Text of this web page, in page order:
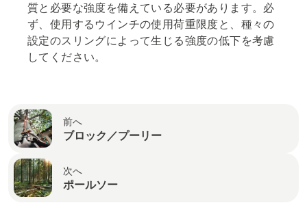
質と必要な強度を備えている必要があります。必
ず、使用するウインチの使用荷重限度と、種々の
設定のスリングによって生じる強度の低下を考慮
してください。
前へ
ブロック／プーリー
次へ
ポールソー